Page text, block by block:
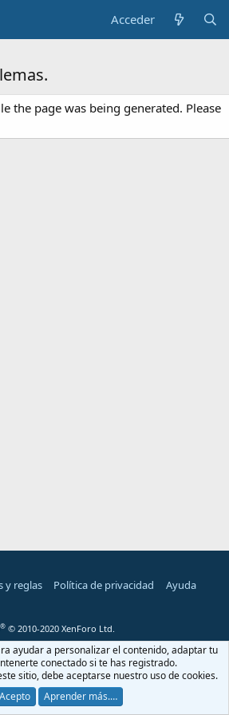
Acceder
the page was being generated. Please
y reglas Política de privacidad Ayuda
® © 2010-2020 XenForo Ltd.
ayudar a personalizar el contenido, adaptar tu
conectado si te has registrado.
sitio, debe aceptarse nuestro uso de cookies.
Acepto
Aprender más.…